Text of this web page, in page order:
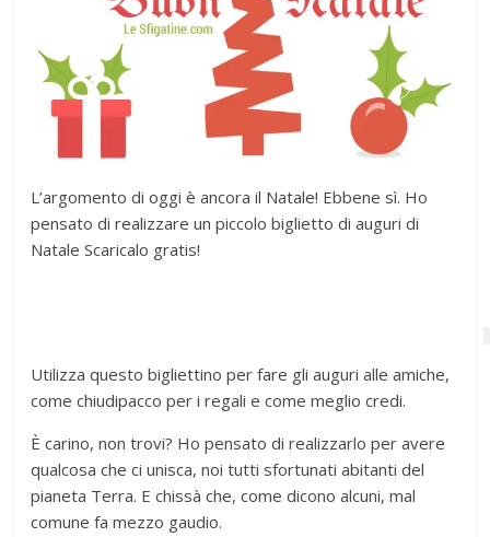
L’argomento di oggi è ancora il Natale! Ebbene sì. Ho
pensato di realizzare un piccolo biglietto di auguri di
Natale Scaricalo gratis!
Utilizza questo bigliettino per fare gli auguri alle amiche,
come chiudipacco per i regali e come meglio credi.
È carino, non trovi? Ho pensato di realizzarlo per avere
qualcosa che ci unisca, noi tutti sfortunati abitanti del
pianeta Terra. E chissà che, come dicono alcuni, mal
comune fa mezzo gaudio.